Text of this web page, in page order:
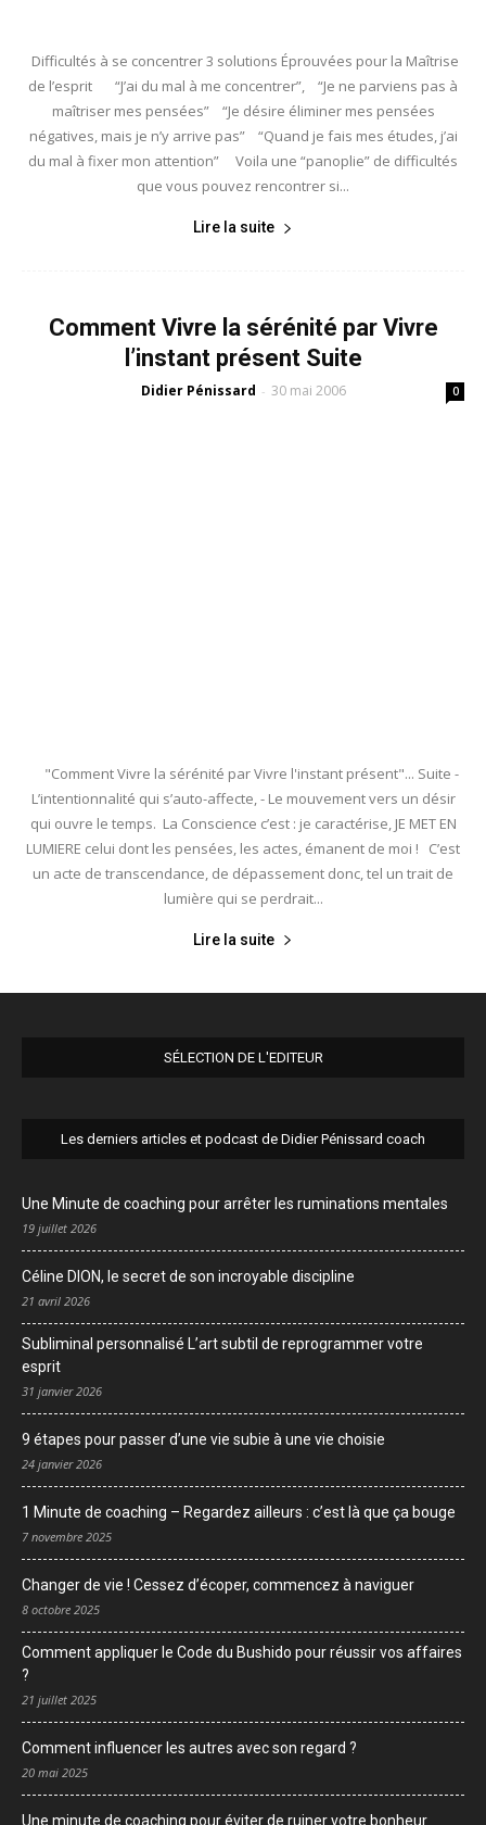
Difficultés à se concentrer 3 solutions Éprouvées pour la Maîtrise
de l’esprit “J’ai du mal à me concentrer”, “Je ne parviens pas à
maîtriser mes pensées” “Je désire éliminer mes pensées
négatives, mais je n’y arrive pas” “Quand je fais mes études, j’ai
du mal à fixer mon attention” Voila une “panoplie” de difficultés
que vous pouvez rencontrer si...
Lire la suite
Comment Vivre la sérénité par Vivre
l’instant présent Suite
Didier Pénissard - 30 mai 2006 0
"Comment Vivre la sérénité par Vivre l'instant présent"... Suite -
L’intentionnalité qui s’auto-affecte, - Le mouvement vers un désir
qui ouvre le temps. La Conscience c’est : je caractérise, JE MET EN
LUMIERE celui dont les pensées, les actes, émanent de moi ! C’est
un acte de transcendance, de dépassement donc, tel un trait de
lumière qui se perdrait...
Lire la suite
SÉLECTION DE L'EDITEUR
Les derniers articles et podcast de Didier Pénissard coach
Une Minute de coaching pour arrêter les ruminations mentales
19 juillet 2026
Céline DION, le secret de son incroyable discipline
21 avril 2026
Subliminal personnalisé L’art subtil de reprogrammer votre
esprit
31 janvier 2026
9 étapes pour passer d’une vie subie à une vie choisie
24 janvier 2026
1 Minute de coaching – Regardez ailleurs : c’est là que ça bouge
7 novembre 2025
Changer de vie ! Cessez d’écoper, commencez à naviguer
8 octobre 2025
Comment appliquer le Code du Bushido pour réussir vos affaires
?
21 juillet 2025
Comment influencer les autres avec son regard ?
20 mai 2025
Une minute de coaching pour éviter de ruiner votre bonheur